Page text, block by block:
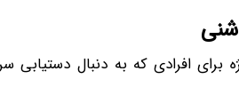
برای افرادی که به دنبال